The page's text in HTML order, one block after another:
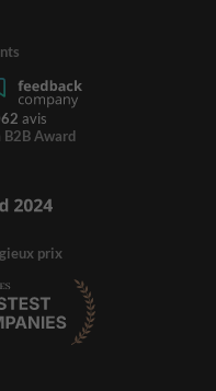
avis
B2B Award
prix